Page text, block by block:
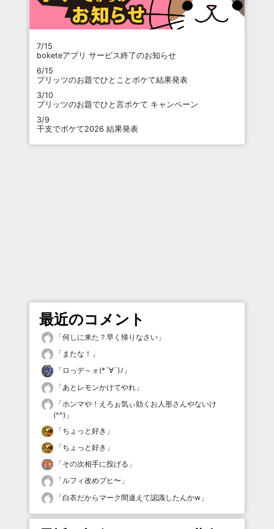
7/15
boketeアプリ サービス終了のお知らせ
6/15
プリッツのお題でひとことボケて結果発表
3/10
プリッツのお題でひと言ボケて キャンペーン
3/9
干支でボケて2026 結果発表
最近のコメント
「何しに来た？早く帰りなさい 」
「 またな！ 」
「 ロっデ～ォ(*´∀`)ﾉ 」
「あとレモンかけてやれ 」
「ホンマや！えろぉ気ぃ効くお人形さんやないけ
(^^) 」
「ちょっと好き 」
「ちょっと好き 」
「その次相手に投げる 」
「ルフィ改めブヒ〜 」
「白衣だからマーク間違えて認識したんかw 」